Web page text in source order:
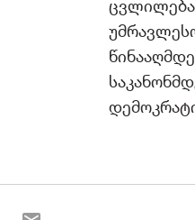
ცვლილება